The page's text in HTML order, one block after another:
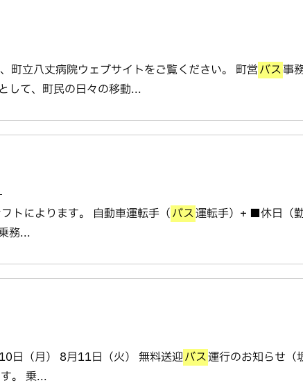
町立八丈病院ウェブサイトをご覧ください。 町営バス事
して、町民の日々の移動...
トによります。 自動車運転手（バス運転手）+ ■休日（
務...
日（月） 8月11日（火） 無料送迎バス運行のお知らせ
。 乗...